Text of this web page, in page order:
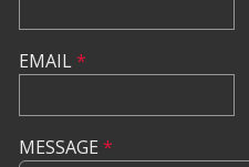
EMAIL*
MESSAGE *